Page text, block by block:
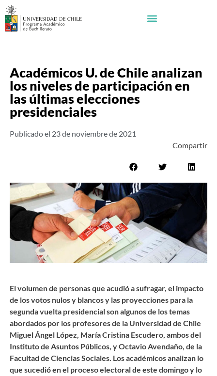
Académicos U. de Chile analizan
los niveles de participación en
las últimas elecciones
presidenciales
Publicado el 23 de noviembre de 2021
Compartir
El volumen de personas que acudió a sufragar, el impacto
de los votos nulos y blancos y las proyecciones para la
segunda vuelta presidencial son algunos de los temas
abordados por los profesores de la Universidad de Chile
Miguel Ángel López, María Cristina Escudero, ambos del
Instituto de Asuntos Públicos, y Octavio Avendaño, de la
Facultad de Ciencias Sociales. Los académicos analizan lo
que sucedió en el proceso electoral de este domingo y lo